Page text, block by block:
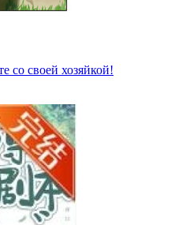
со своей хозяйкой!